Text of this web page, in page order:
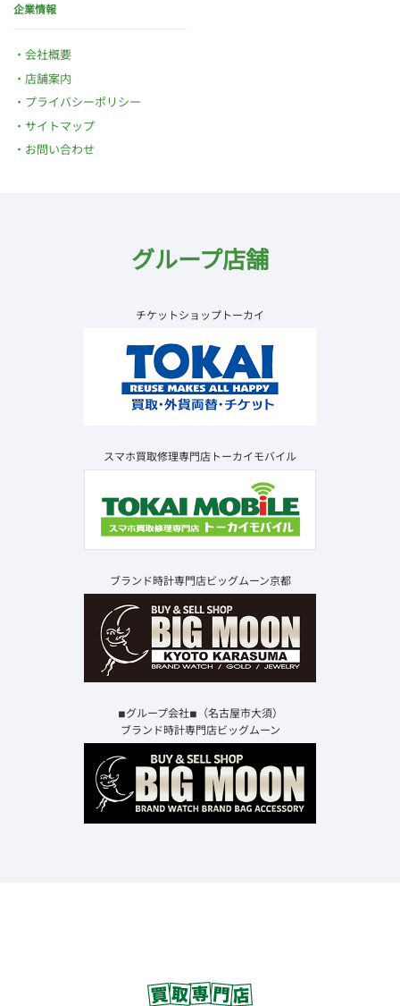
企業情報
会社概要
店舗案内
プライバシーポリシー
サイトマップ
お問い合わせ
グループ店舗
チケットショップトーカイ
スマホ買取修理専門店トーカイモバイル
ブランド時計専門店ビッグムーン京都
◾︎グループ会社◾︎（名古屋市大須）
ブランド時計専門店ビッグムーン